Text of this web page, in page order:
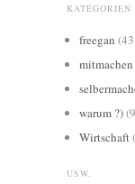
KATEGORIEN
freegan
mitmachen
warum ?)
Wirtschaft
USW.